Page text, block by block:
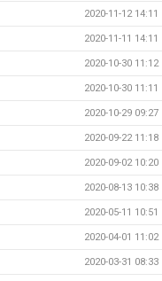
2020-11-12 14:11
2020-11-11 14:11
2020-10-30 11:12
2020-10-30 11:11
2020-10-29 09:27
2020-09-22 11:18
2020-09-02 10:20
2020-08-13 10:38
2020-05-11 10:51
2020-04-01 11:02
2020-03-31 08:33